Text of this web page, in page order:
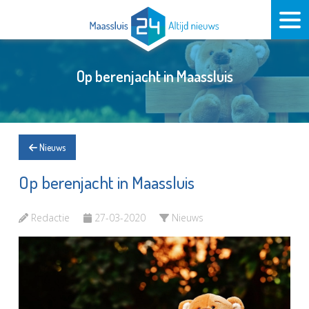
Op berenjacht in Maassluis
Nieuws
Op berenjacht in Maassluis
Redactie 27-03-2020 Nieuws